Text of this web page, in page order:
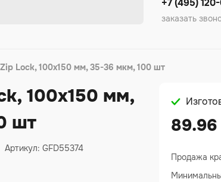
+7 (495)
заказать
Lock, 100х150 мм, 35-36 мкм, 100 шт
100х150 мм,
шт
Артикул: GFD55374
89.96
Продажа